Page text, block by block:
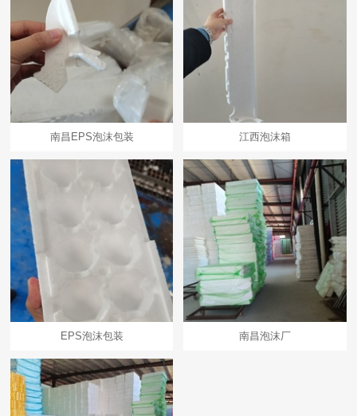
南昌EPS泡沫包装 江西泡沫箱
EPS泡沫包装 南昌泡沫厂